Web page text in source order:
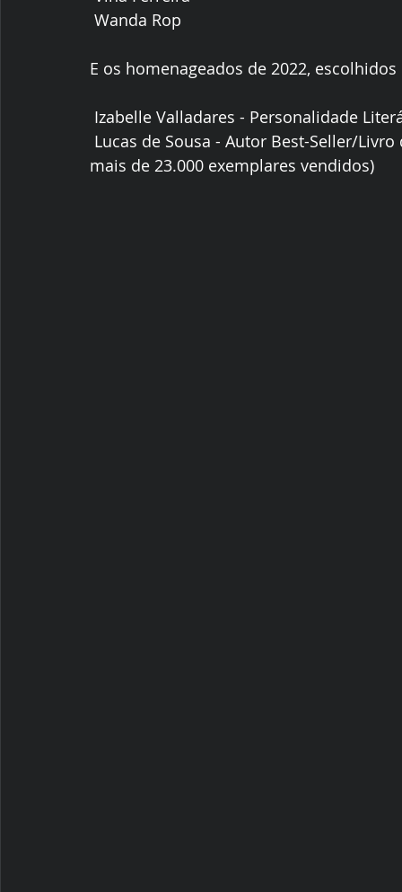
Wanda Rop
E os homenageados de 2022,
Izabelle Valladares - Personalidade
mais de 23.000 exemplares vendidos)